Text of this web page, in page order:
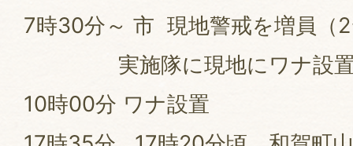
7時30分～ 市 現地警戒を増員（
実施隊に現地にワナ設置
10時00分 ワナ設置